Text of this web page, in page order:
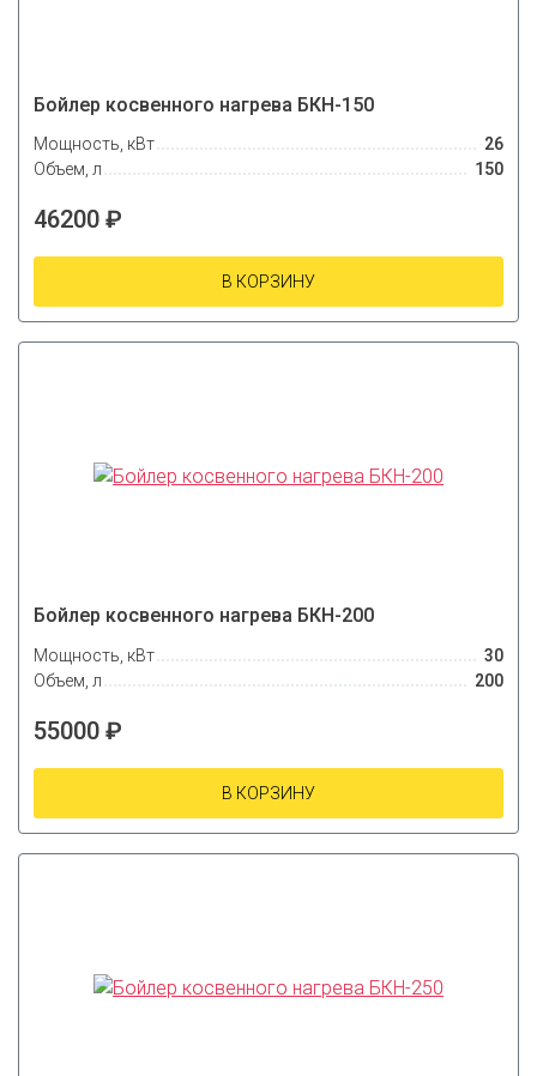
Бойлер косвенного нагрева БКН-150
Мощность, кВт
26
Объем, л
150
46200 ₽
В КОРЗИНУ
Бойлер косвенного нагрева БКН-200
Мощность, кВт
30
Объем, л
200
55000 ₽
В КОРЗИНУ